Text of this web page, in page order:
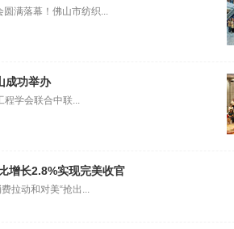
满落幕！佛山市纺织...
成功举办
程学会联合中联...
增长2.8%实现完美收官
拉动和对美“抢出...